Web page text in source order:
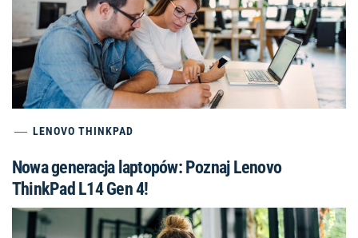
LENOVO THINKPAD
Nowa generacja laptopów: Poznaj Lenovo
ThinkPad L14 Gen 4!